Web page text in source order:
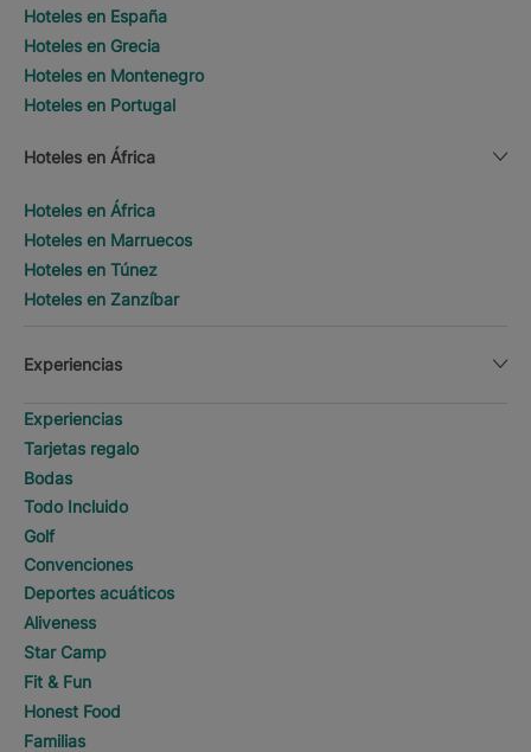
Hoteles en España
Hoteles en Grecia
Hoteles en Montenegro
Hoteles en Portugal
Hoteles en África
Hoteles en África
Hoteles en Marruecos
Hoteles en Túnez
Hoteles en Zanzíbar
Experiencias
Experiencias
Tarjetas regalo
Bodas
Todo Incluido
Golf
Convenciones
Deportes acuáticos
Aliveness
Star Camp
Fit & Fun
Honest Food
Familias